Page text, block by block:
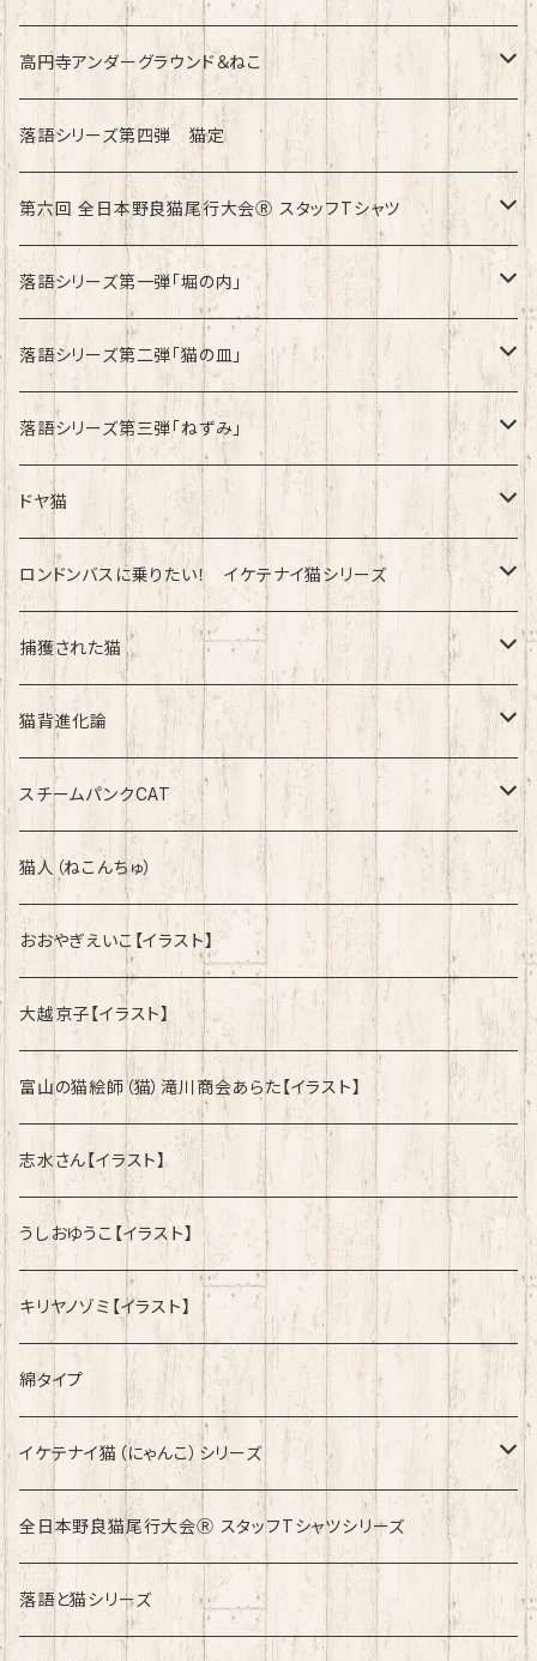
綿100%ノーマルタイプ
第8回全日本野良猫尾行大会®︎inドイツ Light
第8回全日本野良猫尾行大会®︎inドイツ Dark
高円寺アンダーグラウンド＆ねこ
綿100%ノーマルタイプ
落語シリーズ第四弾 猫定
第六回 全日本野良猫尾行大会Ⓡ スタッフTシャツ
速乾ドライタイプ
綿100%ノーマルタイプ
落語シリーズ第一弾「堀の内」
速乾ドライタイプ
落語シリーズ第二弾「猫の皿」
速乾ドライタイプ
落語シリーズ第三弾「ねずみ」
速乾ドライタイプ
ドヤ猫
綿100%ノーマルタイプ
ロンドンバスに乗りたい！ イケテナイ猫シリーズ
綿100％ノーマルタイプ
速乾ドライタイプ
捕獲された猫
速乾ドライタイプ
綿100%ノーマルタイプ
猫背進化論
速乾ドライタイプ
綿100%ノーマルタイプ
スチームパンクCAT
綿100%ノーマルタイプ
猫人（ねこんちゅ）
おおやぎえいこ【イラスト】
大越京子【イラスト】
富山の猫絵師（猫）滝川商会あらた【イラスト】
志水さん【イラスト】
うしおゆうこ【イラスト】
キリヤノゾミ【イラスト】
綿タイプ
イケテナイ猫（にゃんこ）シリーズ
ロンドンバスに乗りたい！
全日本野良猫尾行大会Ⓡ スタッフTシャツシリーズ
落語と猫シリーズ